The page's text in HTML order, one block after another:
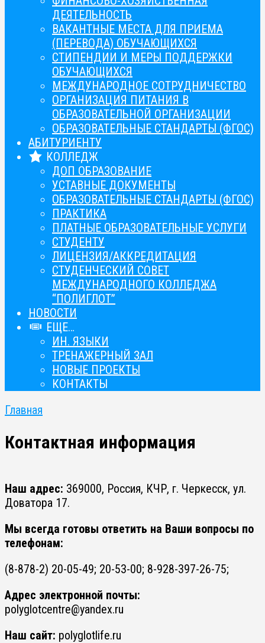
ДЕЯТЕЛЬНОСТЬ
ВАКАНТНЫЕ МЕСТА ДЛЯ ПРИЕМА
(ПЕРЕВОДА) ОБУЧАЮЩИХСЯ
СТИПЕНДИИ И МЕРЫ ПОДДЕРЖКИ
ОБУЧАЮЩИХСЯ
МЕЖДУНАРОДНОЕ СОТРУДНИЧЕСТВО
ОРГАНИЗАЦИЯ ПИТАНИЯ В
ОБРАЗОВАТЕЛЬНОЙ ОРГАНИЗАЦИИ
ОБРАЗОВАТЕЛЬНЫЕ СТАНДАРТЫ (ФГОС)
АБИТУРИЕНТУ
КОЛЛЕДЖ
ДОП ОБРАЗОВАНИЕ
УСТАВНЫЕ ДОКУМЕНТЫ
ОБРАЗОВАТЕЛЬНЫЕ СТАНДАРТЫ (ФГОС)
ПРАКТИКА
ПЛАТНЫЕ ОБРАЗОВАТЕЛЬНЫЕ УСЛУГИ
СТУДЕНТУ
ЛИЦЕНЗИЯ/АККРЕДИТАЦИЯ
СТУДЕНЧЕСКИЙ СОВЕТ
МЕЖДУНАРОДНОГО КОЛЛЕДЖА
“ПОЛИГЛОТ”
НОВОСТИ
ЕЩЕ…
ИН. ЯЗЫКИ
ТРЕНАЖЕРНЫЙ ЗАЛ
НОВЫЕ ПРОЕКТЫ
КОНТАКТЫ
Главная
Контактная информация
Наш адрес: 369000, Россия, КЧР, г. Черкесск, ул.
Доватора 17.
Мы всегда готовы ответить на Ваши вопросы по
телефонам:
(8-878-2) 20-05-49; 20-53-00; 8-928-397-26-75;
Адрес электронной почты:
polyglotcentre@yandex.ru
Наш сайт: polyglotlife.ru